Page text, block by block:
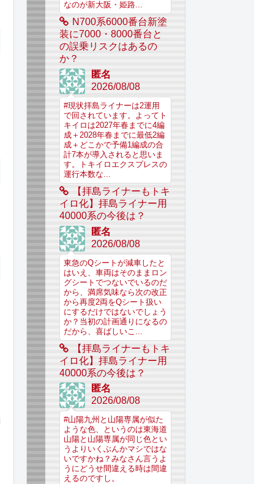
なのが新大阪・姫路...
N700系6000番台新塗
装に7000・8000番台と
の誤乗リスクはあるの
か？
匿名
2026/08/08
#現状拝島ライナーは2運用
で回されています。よってト
キイロは2027年春までに4編
成＋2028年春までに最低2編
成＋どこかで予備1編成の合
計7本が導入されると思いま
す。トキイロエクスプレスの
運行本数な...
【拝島ライナーもトキ
イロ化】拝島ライナー用
40000系の今後は？
匿名
2026/08/08
東急のQシートが減車したと
はいえ、車両はそのままロン
グシートでつないでいるのだ
から、満席気味なら次の改正
から再度2両をQシート扱い
にするだけではないでしょう
か？当初の計画通りになるの
だから、喜ばしいこ...
【拝島ライナーもトキ
イロ化】拝島ライナー用
40000系の今後は？
匿名
2026/08/08
#山陽九州と山陽専属が似た
ような色、というのは東海道
山陽と山陽専属が同じ色とい
うよりいくぶんかマシではな
いですかね？みなさん言うよ
うにどうせ間違える時は間違
えるのですし。